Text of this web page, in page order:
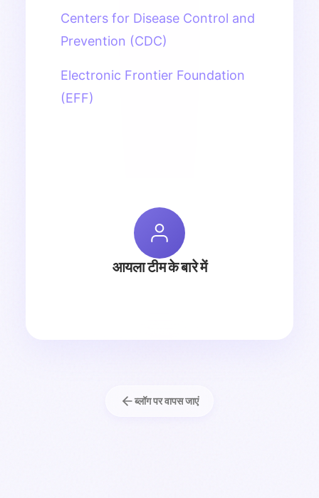
Centers for Disease Control and
Prevention (CDC)
Electronic Frontier Foundation
(EFF)
आयला टीम के बारे में
ब्लॉग पर वापस जाएं